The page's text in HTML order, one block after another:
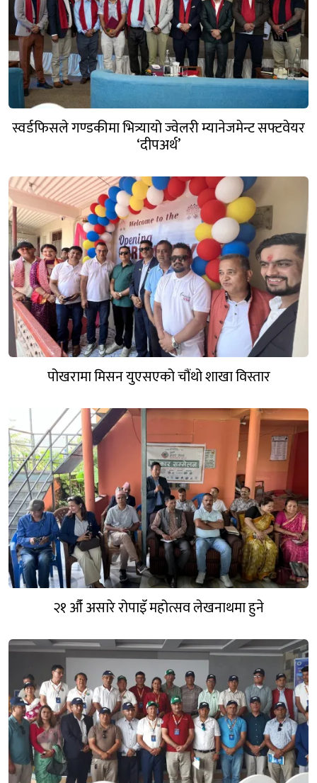
स्वर्डफिसले गण्डकीमा भित्र्यायो ज्वेलरी म्यानेजमेन्ट सफ्टवेयर
‘दीपअर्थ’
पोखरामा मिसन युएसएको चौंथो शाखा विस्तार
२१ औँ असारे रोपाइँ महोत्सव लेखनाथमा हुने